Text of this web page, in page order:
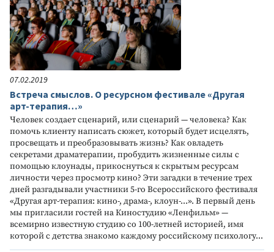
07.02.2019
Встреча смыслов. О ресурсном фестивале «Другая
арт-терапия…»
Человек создает сценарий, или сценарий — человека? Как
помочь клиенту написать сюжет, который будет исцелять,
просвещать и преобразовывать жизнь? Как овладеть
секретами драматерапии, пробудить жизненные силы с
помощью клоунады, прикоснуться к скрытым ресурсам
личности через просмотр кино? Эти загадки в течение трех
дней разгадывали участники 5-го Всероссийского фестиваля
«Другая арт-терапия: кино-, драма-, клоун-...». В первый день
мы пригласили гостей на Киностудию «Ленфильм» —
всемирно известную студию со 100-летней историей, имя
которой с детства знакомо каждому российскому психологу...